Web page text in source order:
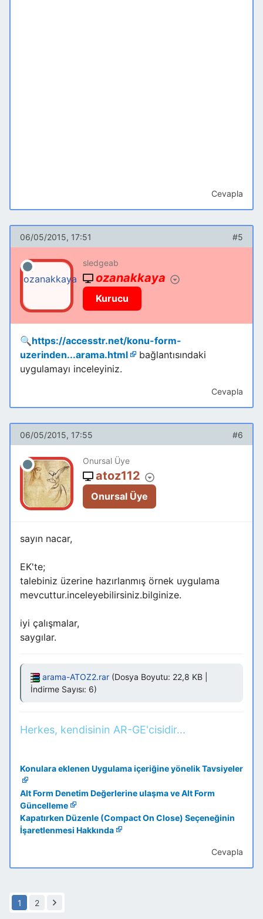
Cevapla
06/05/2015, 17:51 #5
sledgeab
ozanakkaya
Kurucu
🔍 https://accesstr.net/konu-form-
uzerinden...arama.html
bağlantısındaki
uygulamayı inceleyiniz.
Cevapla
06/05/2015, 17:55 #6
Onursal Üye
atoz112
Onursal Üye
sayın nacar,
EK'te;
talebiniz üzerine hazırlanmış örnek uygulama
mevcuttur.inceleyebilirsiniz.bilginize.
iyi çalışmalar,
saygılar.
arama-ATOZ2.rar(Dosya Boyutu: 22,8 KB |
İndirme Sayısı: 6)
Herkes, kendisinin AR-GE'cisidir...
Konulara eklenen Uygulama içeriğine yönelik Tavsiyeler
Alt Form Denetim Değerlerine ulaşma ve Alt Form
Güncelleme
Kapatırken Düzenle (Compact On Close) Seçeneğinin
İşaretlenmesi Hakkında
Cevapla
1 2